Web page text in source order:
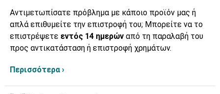
Αντιμετωπίσατε πρόβλημα με κάποιο προϊόν μας ή
απλά επιθυμείτε την επιστροφή του; Μπορείτε να το
επιστρέψετε εντός 14 ημερών από τη παραλαβή του
προς αντικατάσταση ή επιστροφή χρημάτων.
Περισσότερα ›